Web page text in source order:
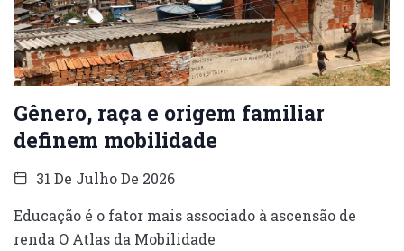
Gênero, raça e origem familiar
definem mobilidade
31 De Julho De 2026
Educação é o fator mais associado à ascensão de
renda O Atlas da Mobilidade